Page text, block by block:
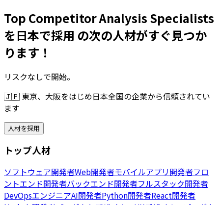
Top Competitor Analysis Specialists
を日本で採用 の次の人材がすぐ見つか
ります！
リスクなしで開始。
🇯🇵 東京、大阪をはじめ日本全国の企業から信頼されてい
ます
人材を採用
トップ人材
ソフトウェア開発者Web開発者モバイルアプリ開発者フロ
ントエンド開発者バックエンド開発者フルスタック開発者
DevOpsエンジニアAI開発者Python開発者React開発者